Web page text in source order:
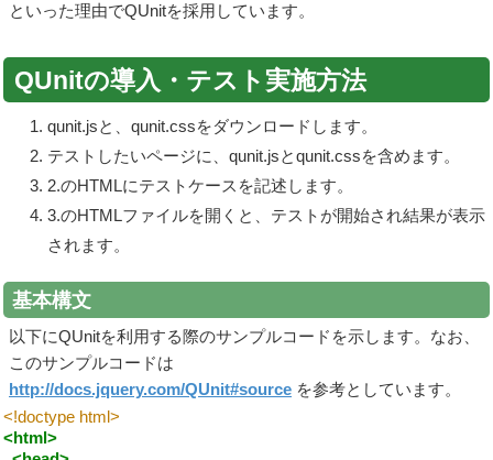
といった理由でQUnitを採用しています。
QUnitの導入・テスト実施方法
qunit.jsと、qunit.cssをダウンロードします。
テストしたいページに、qunit.jsとqunit.cssを含めます。
2.のHTMLにテストケースを記述します。
3.のHTMLファイルを開くと、テストが開始され結果が表示
されます。
基本構文
以下にQUnitを利用する際のサンプルコードを示します。なお、
このサンプルコードは
http://docs.jquery.com/QUnit#source を参考としています。
<!doctype html>
<html>